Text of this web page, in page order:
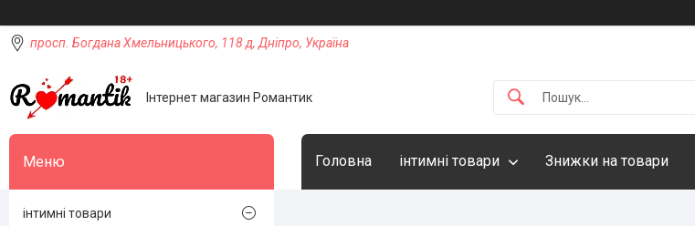
просп. Богдана Хмельницького, 118 д, Дніпро, Україна
Інтернет магазин Романтик
Головна інтимні товари Знижки на товари
інтимні товари